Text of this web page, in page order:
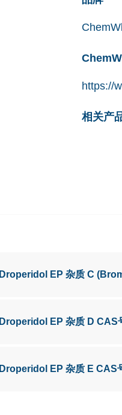
https://
相关产
Droperidol EP 杂质 C
Droperidol EP 杂质 D CAS
Droperidol EP 杂质 E CAS